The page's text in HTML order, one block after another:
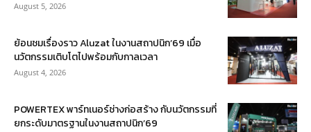
August 5, 2026
ย้อนชมเรื่องราว Aluzat ในงานสถาปนิก’69 เมื่อ
นวัตกรรมเติบโตไปพร้อมกับกาลเวลา
August 4, 2026
POWERTEX พาร์ทเนอร์ช่างก่อสร้าง กับนวัตกรรมที่
ยกระดับมาตรฐานในงานสถาปนิก’69